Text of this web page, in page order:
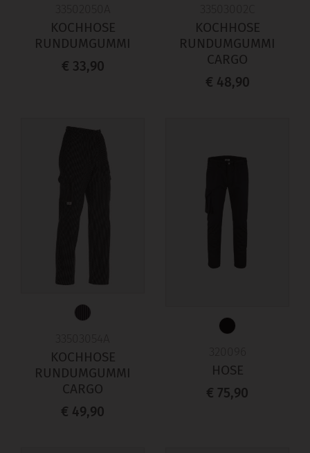
KOCHHOSE
RUNDUMGUMMI
€ 33,90
KOCHHOSE
RUNDUMGUMMI
CARGO
€ 48,90
KOCHHOSE
RUNDUMGUMMI
CARGO
€ 49,90
HOSE
€ 75,90